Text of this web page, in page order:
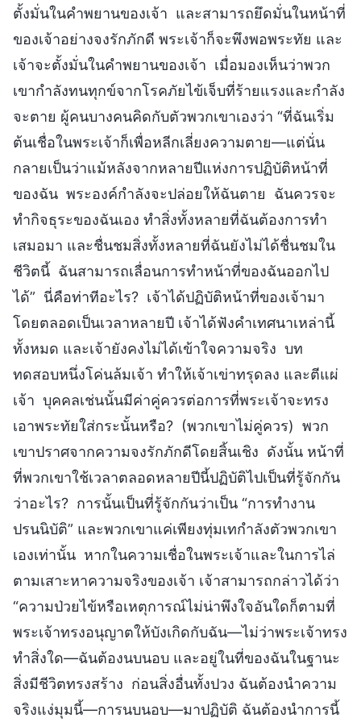
ตั้งมั่นในคำพยานของเจ้า และสามารถยึดมั่นในหน้าที่
ของเจ้าอย่างจงรักภักดี พระเจ้าก็จะพึงพอพระทัย และ
เจ้าจะตั้งมั่นในคำพยานของเจ้า เมื่อมองเห็นว่าพวก
เขากำลังทนทุกข์จากโรคภัยไข้เจ็บที่ร้ายแรงและกำลัง
จะตาย ผู้คนบางคนคิดกับตัวพวกเขาเองว่า “ที่ฉันเริ่ม
ต้นเชื่อในพระเจ้าก็เพื่อหลีกเลี่ยงความตาย—แต่นั่น
กลายเป็นว่าแม้หลังจากหลายปีแห่งการปฏิบัติหน้าที่
ของฉัน พระองค์กำลังจะปล่อยให้ฉันตาย ฉันควรจะ
ทำกิจธุระของฉันเอง ทำสิ่งทั้งหลายที่ฉันต้องการทำ
เสมอมา และชื่นชมสิ่งทั้งหลายที่ฉันยังไม่ได้ชื่นชมใน
ชีวิตนี้ ฉันสามารถเลื่อนการทำหน้าที่ของฉันออกไป
ได้” นี่คือท่าทีอะไร? เจ้าได้ปฏิบัติหน้าที่ของเจ้ามา
โดยตลอดเป็นเวลาหลายปี เจ้าได้ฟังคำเทศนาเหล่านี้
ทั้งหมด และเจ้ายังคงไม่ได้เข้าใจความจริง บท
ทดสอบหนึ่งโค่นล้มเจ้า ทำให้เจ้าเข่าทรุดลง และตีแผ่
เจ้า บุคคลเช่นนั้นมีค่าคู่ควรต่อการที่พระเจ้าจะทรง
เอาพระทัยใส่กระนั้นหรือ? (พวกเขาไม่คู่ควร) พวก
เขาปราศจากความจงรักภักดีโดยสิ้นเชิง ดังนั้น หน้าที่
ที่พวกเขาใช้เวลาตลอดหลายปีนี้ปฏิบัติไปเป็นที่รู้จักกัน
ว่าอะไร? การนั้นเป็นที่รู้จักกันว่าเป็น “การทำงาน
ปรนนิบัติ” และพวกเขาแค่เพียงทุ่มเทกำลังตัวพวกเขา
เองเท่านั้น หากในความเชื่อในพระเจ้าและในการไล่
ตามเสาะหาความจริงของเจ้า เจ้าสามารถกล่าวได้ว่า
“ความป่วยไข้หรือเหตุการณ์ไม่น่าพึงใจอันใดก็ตามที่
พระเจ้าทรงอนุญาตให้บังเกิดกับฉัน—ไม่ว่าพระเจ้าทรง
ทำสิ่งใด—ฉันต้องนบนอบ และอยู่ในที่ของฉันในฐานะ
สิ่งมีชีวิตทรงสร้าง ก่อนสิ่งอื่นทั้งปวง ฉันต้องนำความ
จริงแง่มุมนี้—การนบนอบ—มาปฏิบัติ ฉันต้องนำการนี้